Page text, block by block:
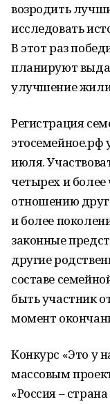
возродить
исследовать
В этот раз
планируют
улучшение
Регистрация
этосемейное.рф
июля.
четырех и более
отношению друг
и более
законные
другие
составе
быть участник
момент
Конкурс «Это у
массовым
«Россия –